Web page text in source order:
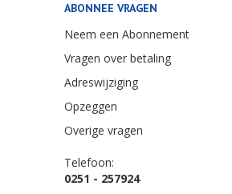
ABONNEE VRAGEN
Neem een Abonnement
Vragen over betaling
Adreswijziging
Opzeggen
Overige vragen
Telefoon:
0251 - 257924